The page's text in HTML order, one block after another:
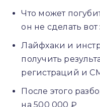
Что может
он не сделать вот
Лайфхаки и
получить
регистраций и
После этого
на 500 000 ₽